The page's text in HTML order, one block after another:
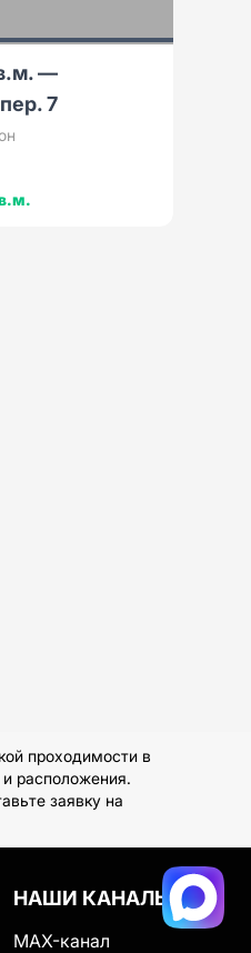
—
7
проходимости в
расположения.
заявку на
НАШИ КАНАЛЫ
MAX-канал